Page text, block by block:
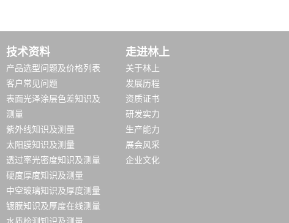
技术资料
产品选型问题及价格列表
客户常见问题
表面光泽涂层色差知识及
测量
紫外线知识及测量
太阳膜知识及测量
透过率光密度知识及测量
硬度厚度知识及测量
中空玻璃知识及厚度测量
镀膜知识及厚度在线测量
水质检测知识及测量
走进林上
关于林上
发展历程
资质证书
研发实力
生产能力
展会风采
企业文化